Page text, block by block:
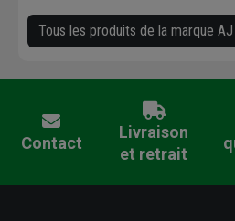
Tous les produits de la marque
Contact
Livraison
et retrait